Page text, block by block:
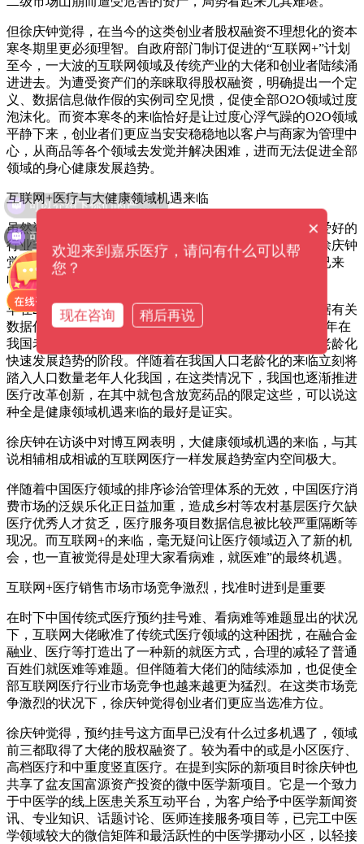
但徐庆钟觉得，在当今的这类创业者股权融资不理想化的资本
寒冬期里更必须理智。自政府部门制订促进的“互联网+”计划
至今，一大波的互联网领域及传统产业的大佬和创业者陆续涌
进进去。为遭受资产们的亲睐取得股权融资，明确提出一个定
义、数据信息做作假的实例司空见惯，促使全部O2O领域过度
泡沫化。而资本寒冬的来临恰好是让过度心浮气躁的O2O领域
平静下来，创业者们更应当安安稳稳地以客户与商家为管理中
心，从商品等各个领域去发觉并解决困难，进而无法促进全部
领域的身心健康发展趋势。
互联网+医疗与大健康领域机遇来临
虽然资本寒冬早已来临，但资产们依然会对一些新兴趣爱好的
行业非常有兴趣的新项目依然会很愿意去项目投资的，徐庆钟
觉得现阶段在大健康产业和互联网医疗等行业的机遇早已来
临。
早在20世纪90年代，在我国就逐渐进到人口老龄化，依据有关
数据信息表明：201年在我国老人达3300多万元，到2014年在
我国老年人口增涨至两亿，而到2020年大家则进到社会老龄化
快速发展趋势的阶段。伴随着在我国人口老龄化的来临立刻将
踏入人口数量老年人化我国，在这类情况下，我国也逐渐推进
医疗改革创新，在其中就包含放宽药品的限定这些，可以说这
种全是健康领域机遇来临的最好是证实。
徐庆钟在访谈中对博互网表明，大健康领域机遇的来临，与其
说相辅相成相诚的互联网医疗一样发展趋势室内空间极大。
伴随着中国医疗领域的排序诊治管理体系的无效，中国医疗消
费市场的泛娱乐化正日益加重，造成乡村等农村基层医疗欠缺
医疗优秀人才贫乏，医疗服务项目数据信息被比较严重隔断等
现况。而互联网+的来临，毫无疑问让医疗领域迈入了新的机
会，也一直被觉得是处理大家看病难，就医难”的最终机遇。
互联网+医疗销售市场市场竞争激烈，找准时进到是重要
在时下中国传统式医疗预约挂号难、看病难等难题显出的状况
下，互联网大佬瞅准了传统式医疗领域的这种困扰，在融合金
融业、医疗等打造出了一种新的就医方式，合理的减轻了普通
百姓们就医难等难题。但伴随着大佬们的陆续添加，也促使全
部互联网医疗行业市场竞争也越来越更为猛烈。在这类市场竞
争激烈的状况下，徐庆钟觉得创业者们更应当选准方位。
徐庆钟觉得，预约挂号这方面早已没有什么过多机遇了，领域
前三都取得了大佬的股权融资了。较为看中的或是小区医疗、
高档医疗和中重度竖直医疗。在提到实际的新项目时徐庆钟也
共享了盆友国富源资产投资的微中医学新项目。它是一个致力
于中医学的线上医患关系互动平台，为客户给予中医学新闻资
讯、专业知识、话题讨论、医师连接服务项目等，已完工中医
学领域较大的微信矩阵和最活跃性的中医学挪动小区，以轻接
可以介绍下你们的产品么？
可以提供解决方案吗？ ×
欢迎来到嘉乐医疗，请问有什么可以帮
您？
现在咨询 稍后再说